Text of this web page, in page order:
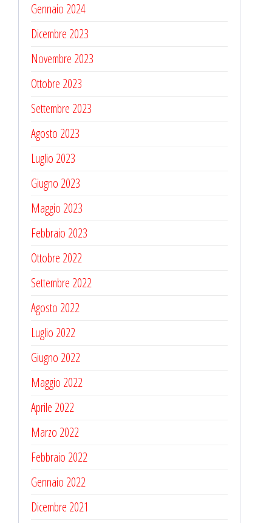
Gennaio 2024
Dicembre 2023
Novembre 2023
Ottobre 2023
Settembre 2023
Agosto 2023
Luglio 2023
Giugno 2023
Maggio 2023
Febbraio 2023
Ottobre 2022
Settembre 2022
Agosto 2022
Luglio 2022
Giugno 2022
Maggio 2022
Aprile 2022
Marzo 2022
Febbraio 2022
Gennaio 2022
Dicembre 2021